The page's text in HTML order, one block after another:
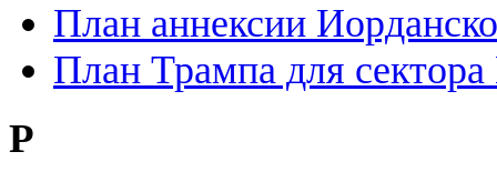
План аннексии
План Трампа для сектора
Р